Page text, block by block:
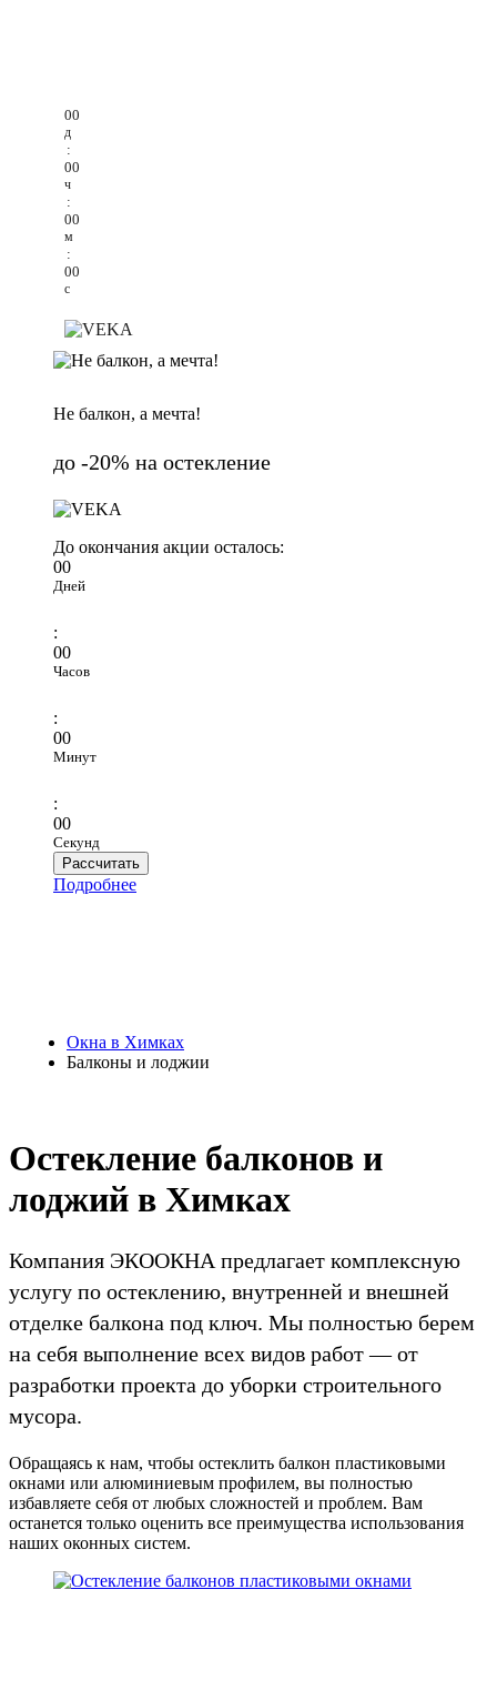
00
д
:
00
ч
:
00
м
:
00
с
Не балкон, а мечта!
до -20% на остекление
До окончания акции осталось:
00
Дней
:
00
Часов
:
00
Минут
:
00
Секунд
Рассчитать
Подробнее
Окна в Химках
Балконы и лоджии
Остекление балконов и
лоджий в Химках
Компания ЭКООКНА предлагает комплексную
услугу по остеклению, внутренней и внешней
отделке балкона под ключ. Мы полностью берем
на себя выполнение всех видов работ — от
разработки проекта до уборки строительного
мусора.
Обращаясь к нам, чтобы остеклить балкон пластиковыми
окнами или алюминиевым профилем, вы полностью
избавляете себя от любых сложностей и проблем. Вам
останется только оценить все преимущества использования
наших оконных систем.